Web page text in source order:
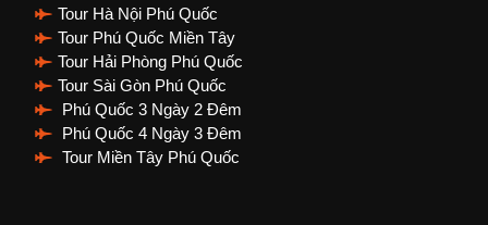
Tour Hà Nội Phú Quốc
Tour Phú Quốc Miền Tây
Tour Hải Phòng Phú Quốc
Tour Sài Gòn Phú Quốc
Phú Quốc 3 Ngày 2 Đêm
Phú Quốc 4 Ngày 3 Đêm
Tour Miền Tây Phú Quốc